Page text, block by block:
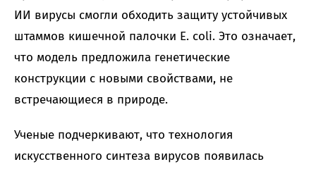
ИИ вирусы смогли обходить защиту устойчивых
штаммов кишечной палочки E. coli. Это означает,
что модель предложила генетические
конструкции с новыми свойствами, не
встречающиеся в природе.
Ученые подчеркивают, что технология
искусственного синтеза вирусов появилась